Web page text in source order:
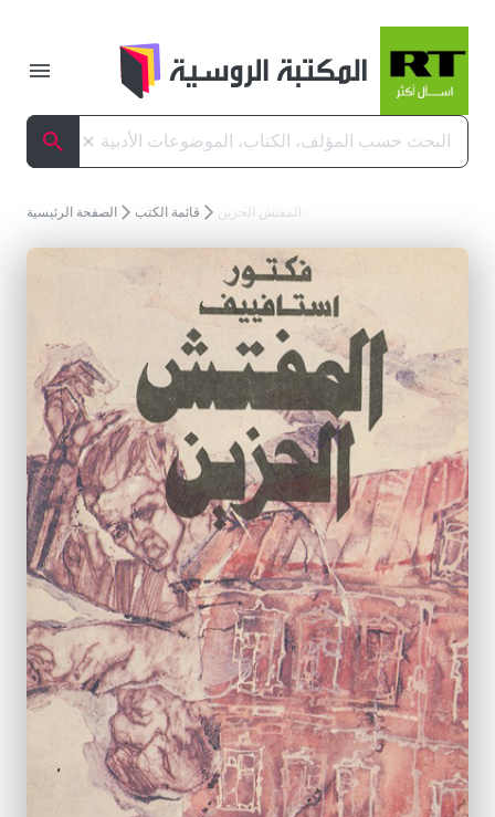
البحث
إلغاء البحث
تبديل
الصفحة الرئيسية قائمة الكتب المفتش الحزين